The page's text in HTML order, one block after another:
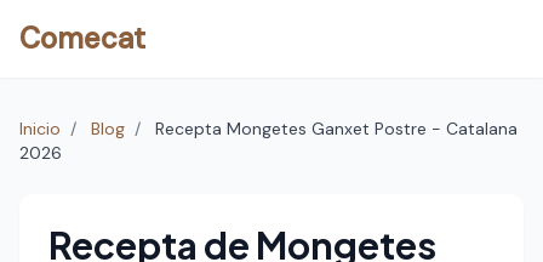
Comecat
Inicio / Blog /
Recepta Mongetes Ganxet Postre - Catalana
2026
Recepta de Mongetes